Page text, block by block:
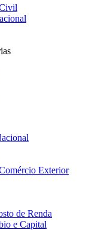
Exterior
de Renda
e Capital